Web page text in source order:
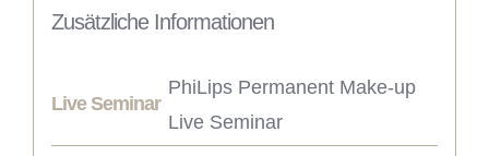
Zusätzliche Informationen
Live Seminar
PhiLips Permanent Make-up
Live Seminar